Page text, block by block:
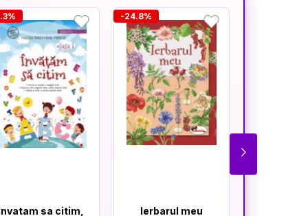
sa citim,
-24.8%
Ierbarul meu